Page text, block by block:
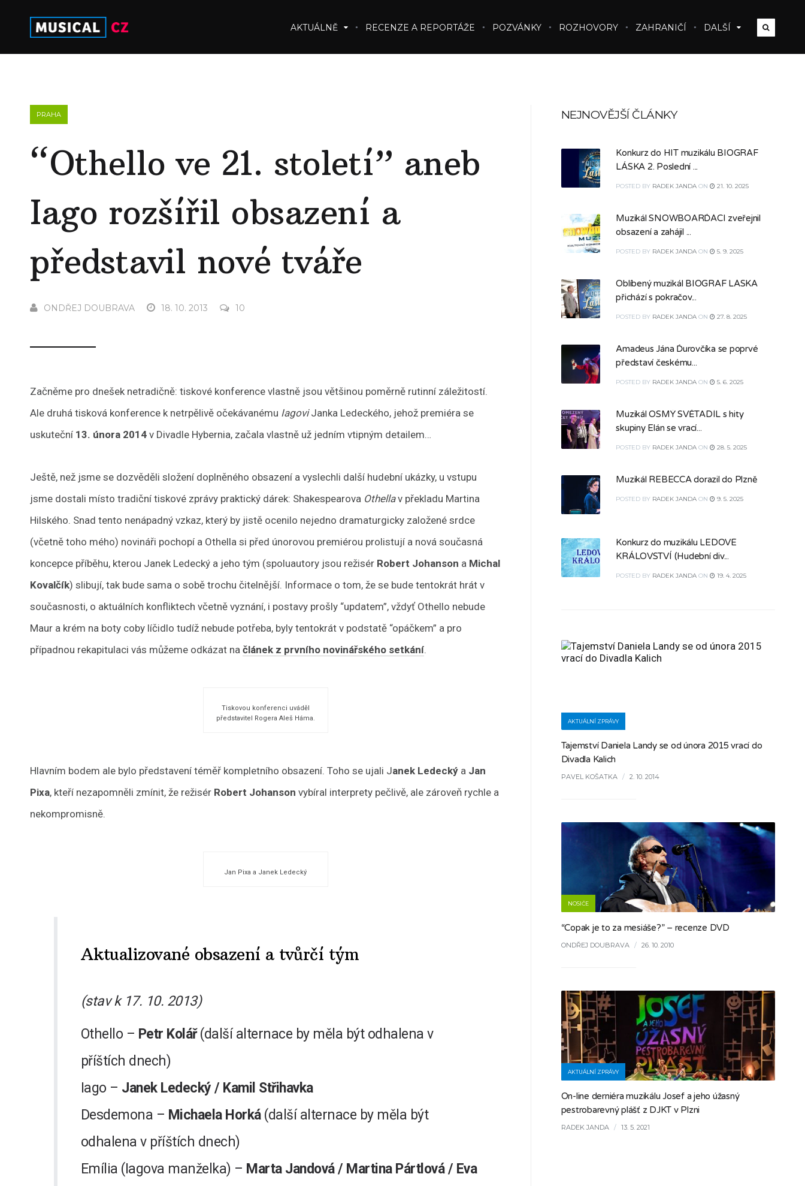
AKTUÁLNĚ RECENZE A REPORTÁŽE POZVÁNKY ROZHOVORY ZAHRANIČÍ DALŠÍ
PRAHA
“Othello ve 21. století” aneb
Iago rozšířil obsazení a
představil nové tváře
ONDŘEJ DOUBRAVA 18. 10. 2013 10
Začněme pro dnešek netradičně: tiskové konference vlastně jsou většinou poměrně rutinní záležitostí.
Ale druhá tisková konference k netrpělivě očekávanému IagoviJanka Ledeckého, jehož premiéra se
uskuteční 13. února 2014 v Divadle Hybernia, začala vlastně už jedním vtipným detailem…
Ještě, než jsme se dozvěděli složení doplněného obsazení a vyslechli další hudební ukázky, u vstupu
jsme dostali místo tradiční tiskové zprávy praktický dárek: Shakespearova Othellav překladu Martina
Hilského. Snad tento nenápadný vzkaz, který by jistě ocenilo nejedno dramaturgicky založené srdce
(včetně toho mého) novináři pochopí a Othella si před únorovou premiérou prolistují a nová současná
koncepce příběhu, kterou Janek Ledecký a jeho tým (spoluautory jsou režisér Robert Johanson a Michal
Kovalčík) slibují, tak bude sama o sobě trochu čitelnější. Informace o tom, že se bude tentokrát hrát v
současnosti, o aktuálních konfliktech včetně vyznání, i postavy prošly “updatem”, vždyť Othello nebude
Maur a krém na boty coby líčidlo tudíž nebude potřeba, byly tentokrát v podstatě “opáčkem” a pro
případnou rekapitulaci vás můžeme odkázat načlánek z prvního novinářského setkání.
Tiskovou konferenci uváděl
představitel Rogera Aleš Háma.
Hlavním bodem ale bylo představení téměř kompletního obsazení. Toho se ujali Janek Ledecký a Jan
Pixa, kteří nezapomněli zmínit, že režisér Robert Johanson vybíral interprety pečlivě, ale zároveň rychle a
nekompromisně.
Jan Pixa a Janek Ledecký
Aktualizované obsazení a tvůrčí tým
(stav k 17. 10. 2013)
Othello – Petr Kolář(další alternace by měla být odhalena v
příštích dnech)
Iago – Janek Ledecký / Kamil Střihavka
Desdemona – Michaela Horká(další alternace by měla být
odhalena v příštích dnech)
Emília (Iagova manželka) – Marta Jandová / Martina Pártlová / Eva
NEJNOVĚJŠÍ ČLÁNKY
Konkurz do HIT muzikálu BIOGRAF
LÁSKA 2. Poslední ...
POSTED BY RADEK JANDA ON 21. 10. 2025
Muzikál SNOWBOARĎÁCI zveřejnil
obsazení a zahájil ...
POSTED BY RADEK JANDA ON 5. 9. 2025
Oblíbený muzikál BIOGRAF LÁSKA
přichází s pokračov...
POSTED BY RADEK JANDA ON 27. 8. 2025
Amadeus Jána Ďurovčíka se poprvé
představí českému...
POSTED BY RADEK JANDA ON 5. 6. 2025
Muzikál OSMÝ SVĚTADÍL s hity
skupiny Elán se vrací...
POSTED BY RADEK JANDA ON 28. 5. 2025
Muzikál REBECCA dorazil do Plzně
POSTED BY RADEK JANDA ON 9. 5. 2025
Konkurz do muzikálu LEDOVÉ
KRÁLOVSTVÍ (Hudební div...
POSTED BY RADEK JANDA ON 19. 4. 2025
AKTUÁLNÍ ZPRÁVY
Tajemství Daniela Landy se od února 2015 vrací do
Divadla Kalich
PAVEL KOŠATKA / 2. 10. 2014
NOSIČE
“Copak je to za mesiáše?” – recenze DVD
ONDŘEJ DOUBRAVA / 26. 10. 2010
AKTUÁLNÍ ZPRÁVY
On-line derniéra muzikálu Josef a jeho úžasný
pestrobarevný plášť z DJKT v Plzni
RADEK JANDA / 13. 5. 2021